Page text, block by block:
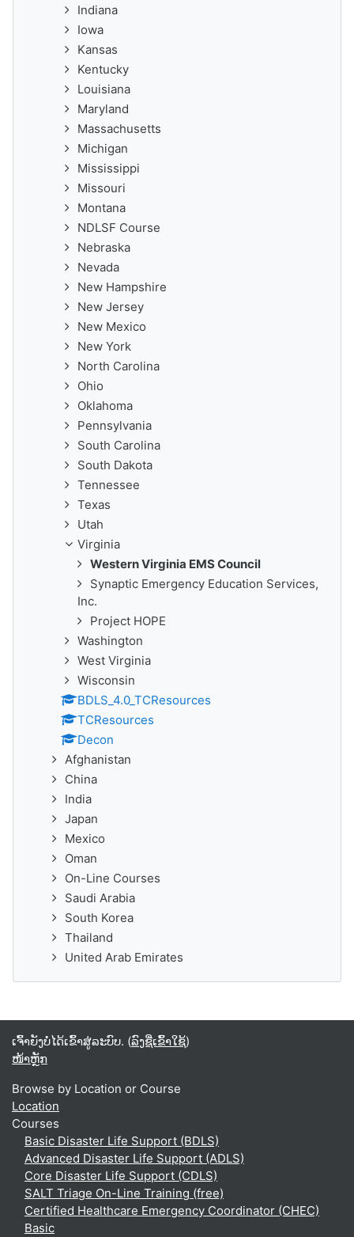
Indiana
Iowa
Kansas
Kentucky
Louisiana
Maryland
Massachusetts
Michigan
Mississippi
Missouri
Montana
NDLSF Course
Nebraska
Nevada
New Hampshire
New Jersey
New Mexico
New York
North Carolina
Ohio
Oklahoma
Pennsylvania
South Carolina
South Dakota
Tennessee
Texas
Utah
Virginia
Western Virginia EMS Council
Synaptic Emergency Education Services,
Inc.
Project HOPE
Washington
West Virginia
Wisconsin
BDLS_4.0_TCResources
TCResources
Decon
Afghanistan
China
India
Japan
Mexico
Oman
On-Line Courses
Saudi Arabia
South Korea
Thailand
United Arab Emirates
ເຈົ້າຍັງບໍ່ໄດ້ເຂົ້າສູ່ລະບົບ. (ລົງຊື່ເຂົ້າໃຊ້)
ໜ້າຫຼັກ
Browse by Location or Course
Location
Courses
Basic Disaster Life Support (BDLS)
Advanced Disaster Life Support (ADLS)
Core Disaster Life Support (CDLS)
SALT Triage On-Line Training (free)
Certified Healthcare Emergency Coordinator (CHEC)
Basic